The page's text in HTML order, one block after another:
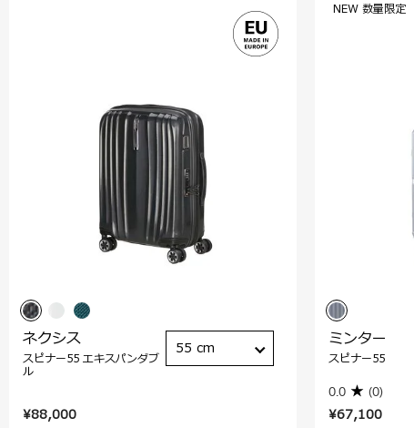
¥88,000
ネクシス
スピナー55 エキスパンダブ
ル
55 cm
¥67,100
NEW 数量限定
ミンター
スピナー55
0.0 (0)